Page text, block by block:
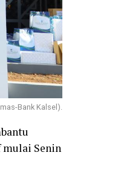
Bank Kalsel).
mulai Senin